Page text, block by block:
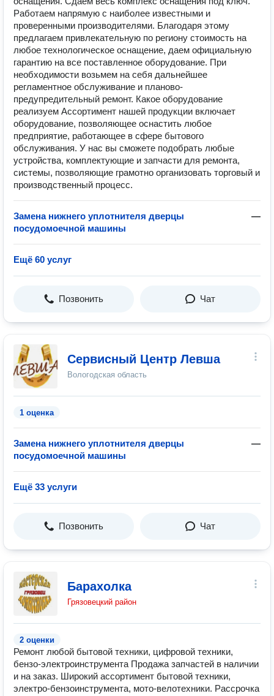
Работаем напрямую с наиболее известными и
проверенными производителями. Благодаря этому
предлагаем привлекательную по региону стоимость на
любое технологическое оснащение, даем официальную
гарантию на все поставленное оборудование. При
необходимости возьмем на себя дальнейшее
регламентное обслуживание и планово-
предупредительный ремонт. Какое оборудование
реализуем Ассортимент нашей продукции включает
оборудование, позволяющее оснастить любое
предприятие, работающее в сфере бытового
обслуживания. У нас вы сможете подобрать любые
устройства, комплектующие и запчасти для ремонта,
системы, позволяющие грамотно организовать торговый и
производственный процесс.
Замена нижнего уплотнителя дверцы
посудомоечной машины
—
Ещё 60 услуг
Позвонить Чат
Сервисный Центр Левша
Вологодская область
1 оценка
Замена нижнего уплотнителя дверцы
посудомоечной машины
—
Ещё 33 услуги
Позвонить Чат
Барахолка
Грязовецкий район
2 оценки
Ремонт любой бытовой техники, цифровой техники,
бензо-электроинструмента Продажа запчастей в наличии
и на заказ. Широкий ассортимент бытовой техники,
электро-бензоинструмента, мото-велотехники. Рассрочка